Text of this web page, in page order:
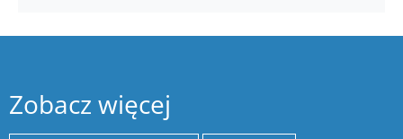
Zobacz więcej